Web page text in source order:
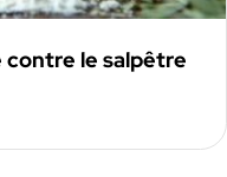
contre le salpêtre